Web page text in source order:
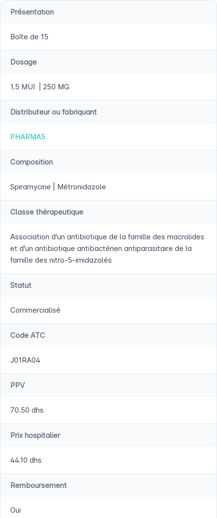
Présentation
Boîte de 15
Dosage
1.5 MUI | 250 MG
Distributeur ou fabriquant
PHARMA5
Composition
Spiramycine | Métronidazole
Classe thérapeutique
Association d'un antibiotique de la famille des macrolides
et d'un antibiotique antibactérien antiparasitaire de la
famille des nitro-5-imidazolés
Statut
Commercialisé
Code ATC
J01RA04
PPV
70.50 dhs
Prix hospitalier
44.10 dhs
Remboursement
Oui